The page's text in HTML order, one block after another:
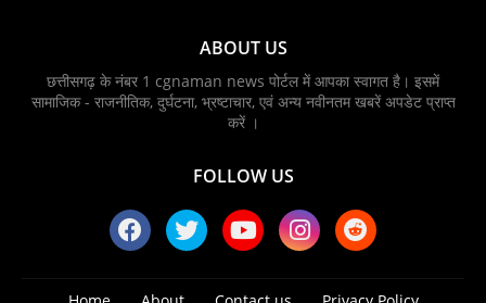
ABOUT US
छत्तीसगढ़ के नंबर 1 cgnaman news पोर्टल में आपका स्वागत है। इसमें
सामाजिक - राजनीतिक, दुर्घटना, भ्रष्टाचार, एवं अन्य नवीनतम खबरें अपडेट प्राप्त
करें ।
FOLLOW US